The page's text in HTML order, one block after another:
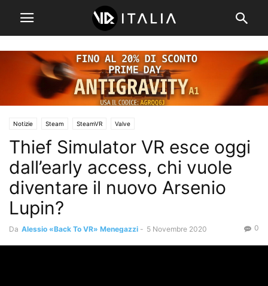
Notizie Steam SteamVR Valve
Thief Simulator VR esce oggi
dall’early access, chi vuole
diventare il nuovo Arsenio
Lupin?
Da Alessio «Back To VR» Menegazzi - 5 Novembre 2020 0